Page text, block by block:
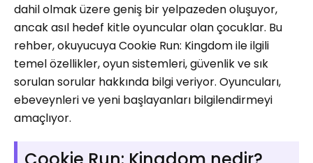
dahil olmak üzere geniş bir yelpazeden oluşuyor,
ancak asıl hedef kitle oyuncular olan çocuklar. Bu
rehber, okuyucuya Cookie Run: Kingdom ile ilgili
temel özellikler, oyun sistemleri, güvenlik ve sık
sorulan sorular hakkında bilgi veriyor. Oyuncuları,
ebeveynleri ve yeni başlayanları bilgilendirmeyi
amaçlıyor.